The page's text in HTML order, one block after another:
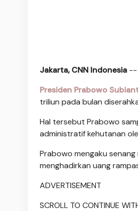
Jakarta, CNN Indonesia --
Presiden Prabowo
triliun pada bulan
Hal tersebut Prabowo
administratif kehutanan
Prabowo mengaku
menghadirkan uang
ADVERTISEMENT
SCROLL TO CONTINUE